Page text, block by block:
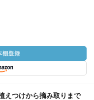
えつけから摘み取りまで